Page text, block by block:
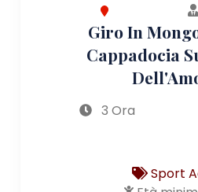
Giro In
Cappadocia
3 Ora
Sport